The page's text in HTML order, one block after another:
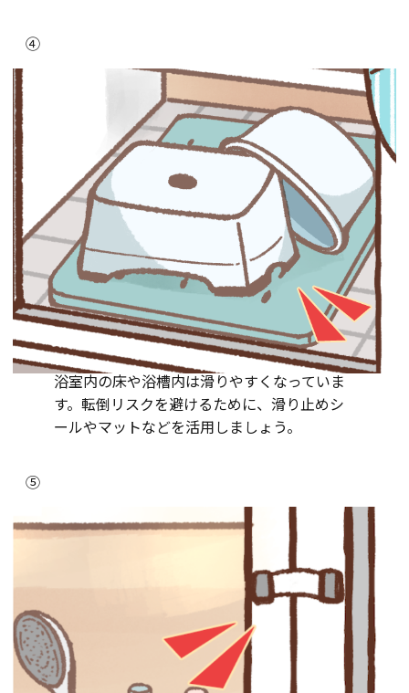
④
浴室内の床や浴槽内は滑りやすくなっていま
す。転倒リスクを避けるために、滑り止めシ
ールやマットなどを活用しましょう。
⑤